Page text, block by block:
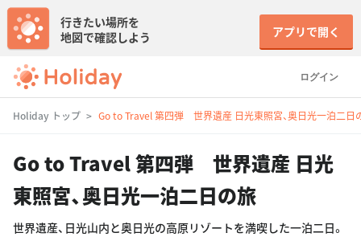
ログイン
行きたい場所を
地図で確認しよう
アプリで開く
Holiday トップ Go to Travel 第四弾 世界遺産 日光東照宮、奥日光一泊二日
Go to Travel 第四弾 世界遺産 日光
東照宮、奥日光一泊二日の旅
世界遺産、日光山内と奥日光の高原リゾートを満喫した一泊二日。